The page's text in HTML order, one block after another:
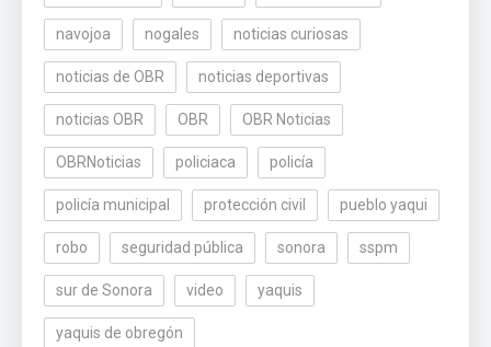
navojoa nogales noticias curiosas
noticias de OBR noticias deportivas
noticias OBR OBR OBR Noticias
OBRNoticias policiaca policía
policía municipal protección civil pueblo yaqui
robo seguridad pública sonora sspm
sur de Sonora video yaquis
yaquis de obregón